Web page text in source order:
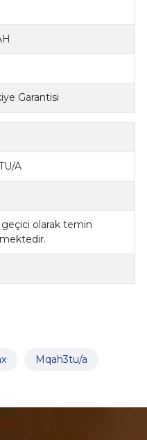
Garantisi
A
olarak temin
Mqah3tu/a